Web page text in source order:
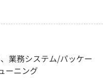
業務システム/パッケー
ーニング